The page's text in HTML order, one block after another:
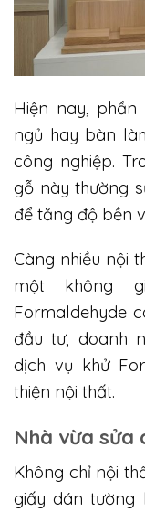
Hiện nay,
ngủ hay bàn
công nghiệp.
gỗ này thường
để tăng độ bền
Càng nhiều nội
một không
Formaldehyde
đầu tư, doanh
dịch vụ khử
thiện nội thất.
Nhà vừa sửa
Không chỉ nội
giấy dán tường